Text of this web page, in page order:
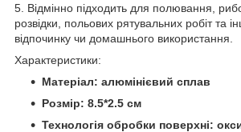
5. Відмінно підходить для полювання,
розвідки, польових рятувальних робіт та
відпочинку чи домашнього використання.
Характеристики:
Матеріал: алюмінієвий сплав
Розмір: 8.5*2.5 см
Технологія обробки поверхні: